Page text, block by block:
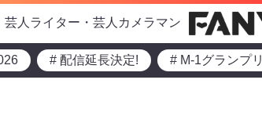
芸人ライター・芸人カメラマン
# 配信延長決定! # M-1グランプリ